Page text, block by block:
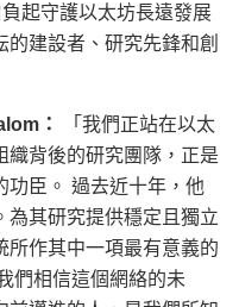
起守護以太坊長遠發展
建設者、研究先鋒和創
：
「我們正站在以太
織背後的研究團隊，正是
功臣。 過去近十年，他
為其研究提供穩定且獨立
所作其中一項最有意義的
們相信這個網絡的未